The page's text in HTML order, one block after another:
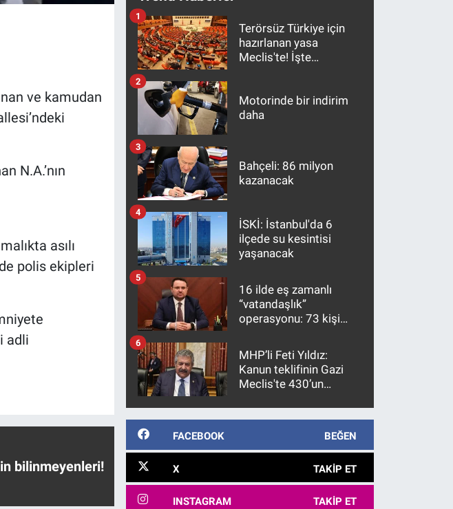
ve kamudan
N.A.’nın
asılı
polis ekipleri
adli
bilinmeyenleri!
Terörsüz Türkiye için
hazırlanan yasa
Meclis'te! İşte
1
Motorinde bir indirim
daha
2
Bahçeli: 86 milyon
kazanacak
3
İSKİ: İstanbul'da 6
ilçede su kesintisi
yaşanacak
4
16 ilde eş zamanlı
“vatandaşlık”
operasyonu: 73 kişi
5
MHP’li Feti Yıldız:
Kanun teklifinin Gazi
Meclis'te 430’un
kanunlaşacağı
6
FACEBOOK BEĞEN
X TAKIP ET
INSTAGRAM TAKIP ET